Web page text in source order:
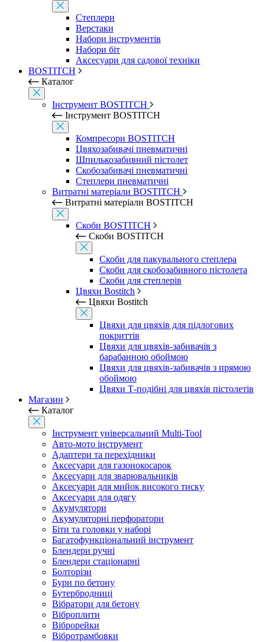
Степлери
Верстаки
Набори інструментів
Набори біт
Аксесуари для садової техніки
BOSTITCH
Каталог
Інструмент BOSTITCH
Інструмент BOSTITCH
Компресори BOSTITCH
Цвяхозабивачі пневматичні
Шпилькозабивний пістолет
Скобозабивачі пневматичні
Степлери пневматичні
Витратні матеріали BOSTITCH
Витратні матеріали BOSTITCH
Скоби BOSTITCH
Скоби BOSTITCH
Скоби для пакувального степлера
Скоби для скобозабивного пістолета
Скоби для степлерів
Цвяхи Bostitch
Цвяхи Bostitch
Цвяхи для цвяхів для підлогових
покриттів
Цвяхи для цвяхів-забивачів з
барабанною обоймою
Цвяхи для цвяхів-забивачів з прямою
обоймою
Цвяхи Т-подібні для цвяхів пістолетів
Магазин
Каталог
Інструмент універсальний Multi-Tool
Авто-мото інструмент
Адаптери та перехідники
Аксесуари для газонокосарок
Аксесуари для зварювальників
Аксесуари для мийок високого тиску
Аксесуари для одягу
Акумулятори
Акумуляторні перфоратори
Біти та головки у наборі
Багатофункціональний інструмент
Блендери ручні
Блендери стаціонарні
Болторізи
Бури по бетону
Бутербродниці
Вібратори для бетону
Віброплити
Віброрейки
Вібротрамбовки